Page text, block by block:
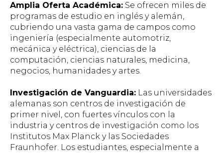
Amplia Oferta Académica: Se ofrecen miles de
programas de estudio en inglés y alemán,
cubriendo una vasta gama de campos como
ingeniería (especialmente automotriz,
mecánica y eléctrica), ciencias de la
computación, ciencias naturales, medicina,
negocios, humanidades y artes.
Investigación de Vanguardia: Las universidades
alemanas son centros de investigación de
primer nivel, con fuertes vínculos con la
industria y centros de investigación como los
Institutos Max Planck y las Sociedades
Fraunhofer. Los estudiantes, especialmente a